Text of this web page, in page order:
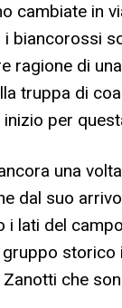
cambiate in
biancorossi
ragione di
truppa di
per
una
dal suo
i lati del
che